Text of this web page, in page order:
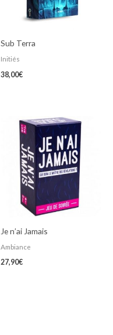
Sub Terra
Initiés
38,00€
Je n’ai Jamais
Ambiance
27,90€